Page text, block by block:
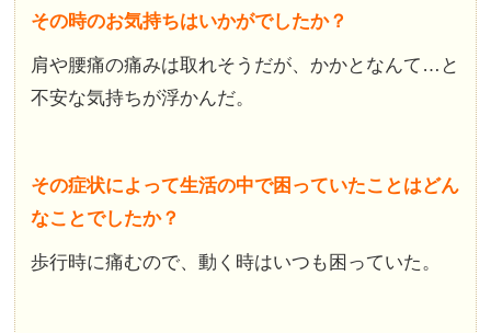
その時のお気持ちはいかがでしたか？
肩や腰痛の痛みは取れそうだが、かかとなんて…と
不安な気持ちが浮かんだ。
その症状によって生活の中で困っていたことはどん
なことでしたか？
歩行時に痛むので、動く時はいつも困っていた。